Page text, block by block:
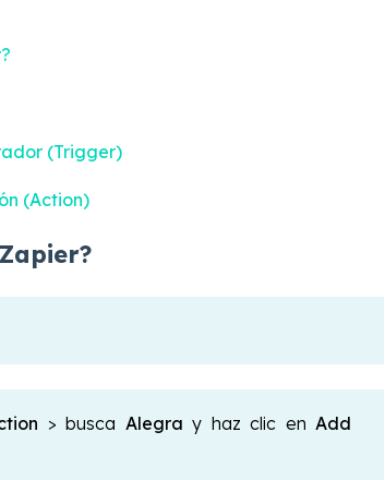
(Trigger)
(Action)
> busca Alegray haz clic en Add